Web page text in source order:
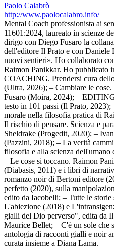
Paolo Calabrò
http://www.paolocalabro.info/
Mental Coach professionista ai
11601:2024, laureato in scienze
dirigo con Diego Fusaro la
dell'editore Il Prato e con
nuovi sentieri». Ho collaborato
Raimon Panikkar. Ho pubblicato
COACHING. Prendersi cura
(Ultra, 2026); – Cambiare le
Fusaro (Moira, 2024); –
testo in 101 passi (Il Prato,
morale nella filosofia pratica di
Il rischio di pensare. Scienza e
Sheldrake (Progedit, 2020); –
(Pazzini, 2018); – La verità
filosofia e alla scienza
– Le cose si toccano. Raimon
(Diabasis, 2011) e i libri di
romanzo noir di Bertoni editore
perfetto (2020), sulla
edito da Iacobelli; – Tutte le
L'abiezione (2018) e
gialli del Dio perverso", edita da
Maurice Bellet; – C'è un sole che
antologia di racconti gialli e noir
curata insieme a Diana Lama.